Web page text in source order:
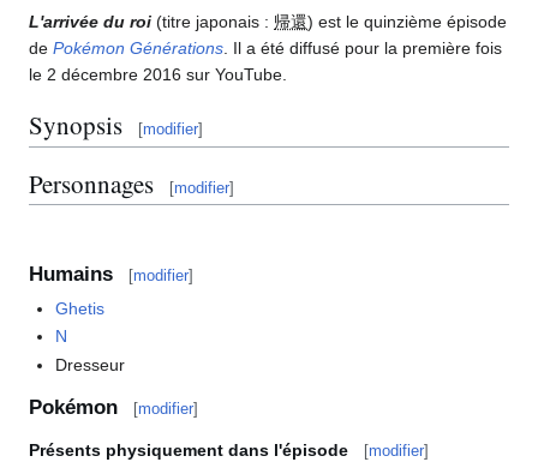
L'arrivée du roi (titre japonais : 帰還) est le quinzième épisode
de Pokémon Générations . Il a été diffusé pour la première fois
le 2 décembre 2016 sur YouTube.
Synopsis [modifier]
Personnages [modifier]
Humains [modifier]
Ghetis
N
Dresseur
Pokémon [modifier]
Présents physiquement dans l'épisode [modifier]